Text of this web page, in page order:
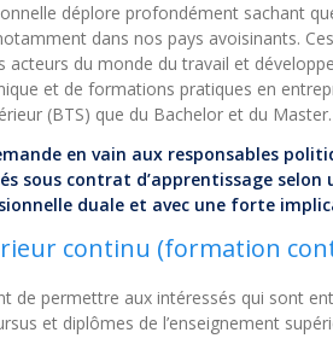
déplore profondément sachant
dans nos pays avoisinants.
du monde du travail et
et de formations pratiques en
(BTS) que du Bachelor et du Master.
en vain aux responsables
sous contrat d’apprentissage selon
duale et avec une forte
continu (formation
de permettre aux intéressés qui sont
et diplômes de l’enseignement